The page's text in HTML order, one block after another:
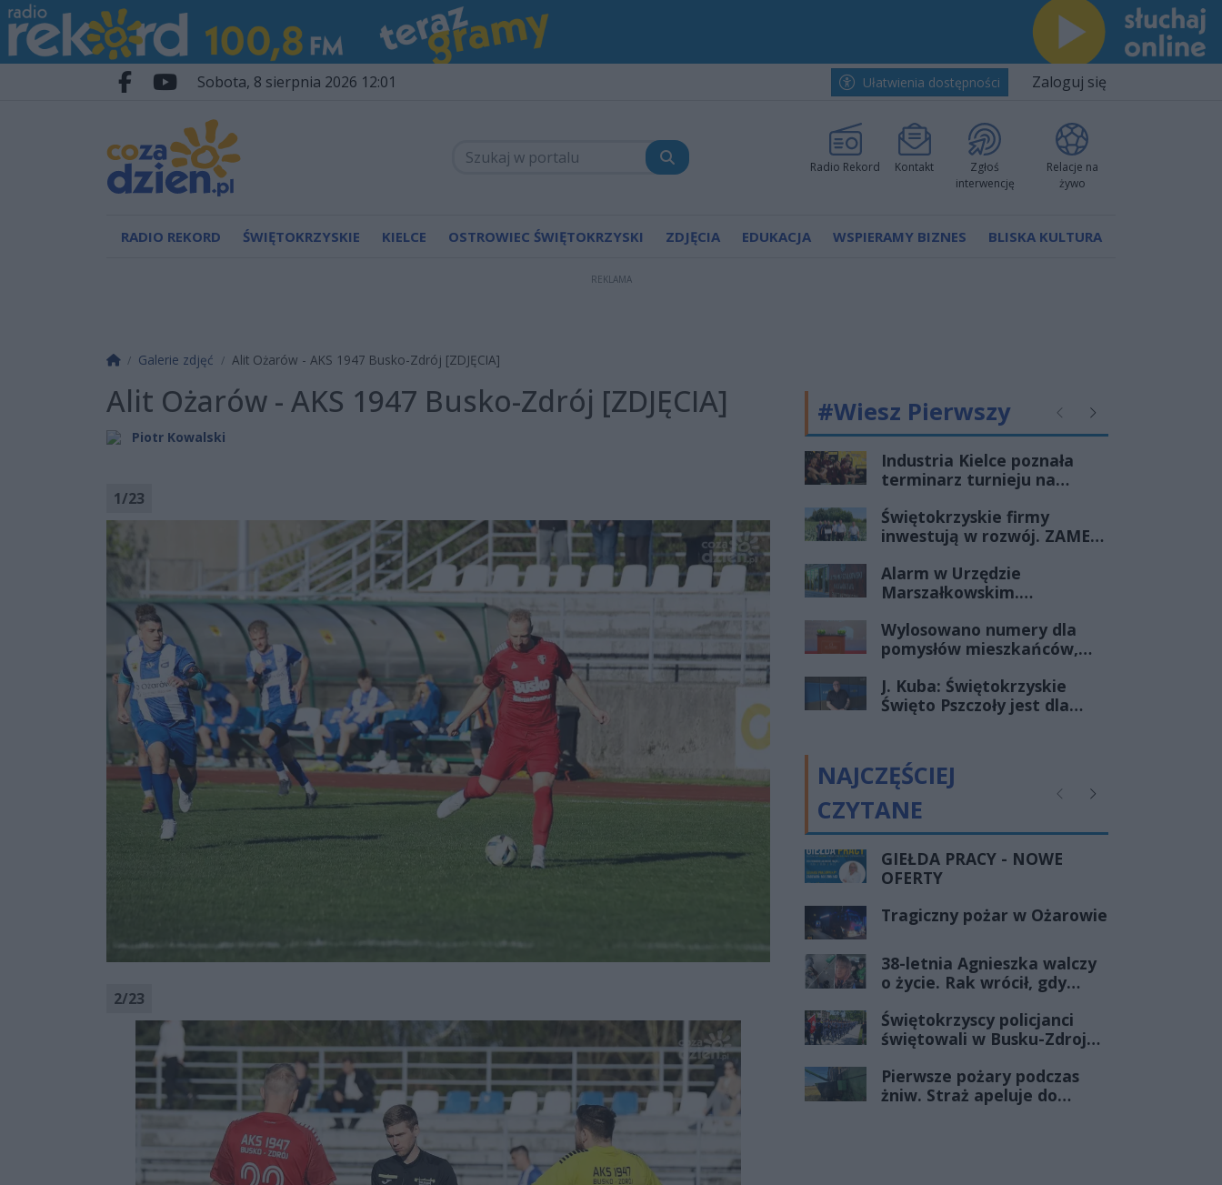
Przejdź do głównych treści
Przejdź do wyszukiwarki
Przejdź do głównego menu
Facebook.com
Youtube.com
sobota, 8 sierpnia 2026 12:01 Ułatwienia dostępności Zaloguj się
Radio Rekord Kontakt
Zgłoś
interwencję
Relacje na
żywo
RADIO REKORD ŚWIĘTOKRZYSKIE KIELCE OSTROWIEC ŚWIĘTOKRZYSKI ZDJĘCIA EDUKACJA WSPIERAMY BIZNES BLISKA KULTURA
REKLAMA
Strona główna
Galerie zdjęć Alit Ożarów - AKS 1947 Busko-Zdrój [ZDJĘCIA]
Alit Ożarów - AKS 1947 Busko-Zdrój [ZDJĘCIA]
Piotr Kowalski
1/23
2/23
#Wiesz Pierwszy PoprzednieNastępne
Industria Kielce poznała
terminarz turnieju na
można obejrzeć w telewizji
Świętokrzyskie firmy
inwestują w rozwój. ZAMEL
wsparciu SSE
„Starachowice”
Alarm w Urzędzie
Marszałkowskim.
podłożeniem ładunku
wybuchowego
Wylosowano numery dla
pomysłów mieszkańców,
J. Kuba: Świętokrzyskie
Święto Pszczoły jest dla
NAJCZĘŚCIEJ
CZYTANE
PoprzednieNastępne
GIEŁDA PRACY - NOWE
OFERTY
Tragiczny pożar w Ożarowie
38-letnia Agnieszka walczy
o życie. Rak wrócił, gdy
już minęło
Świętokrzyscy policjanci
świętowali w Busku-Zdroju.
funkcjonariuszy złożyło
ślubowanie
Pierwsze pożary podczas
żniw. Straż apeluje do